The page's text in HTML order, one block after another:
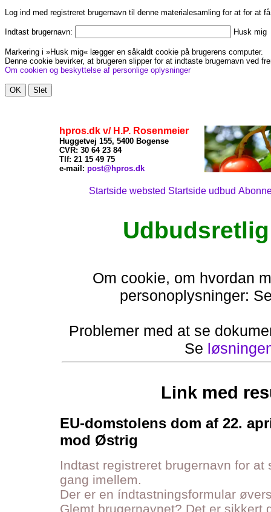
Log ind med registreret brugernavn til denne materialesamling for at for at
Indtast brugernavn: Husk mig
Markering i »Husk mig« lægger en såkaldt cookie på brugerens computer.
Denne cookie bevirker, at brugeren slipper for at indtaste brugernavn ved
Om cookien og beskyttelse af personlige oplysninger
hpros.dk v/ H.P. Rosenmeier
Huggetvej 155, 5400 Bogense
CVR: 30 64 23 84
Tlf: 21 15 49 75
e-mail: post@hpros.dk
Startside websted Startside udbud
Om cookie, om hvordan
personoplysninger:
Problemer med at se
Se
Link med
EU-domstolens dom af 22.
mod Østrig
Indtast registreret brugernavn for
gang imellem.
Der er en índtastningsformular
Glemt brugernavnet? Det er sikkert